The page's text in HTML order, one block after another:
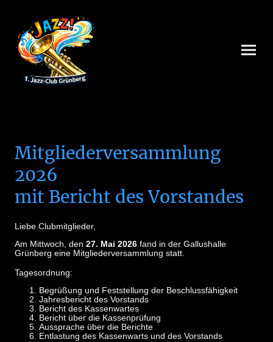
Mitgliederversammlung
2026
mit Bericht des Vorstandes
Liebe Clubmitglieder,
Am Mittwoch, den 27. Mai 2026 fand in der Gallushalle
Grünberg eine Mitgliederversammlung statt.
Tagesordnung:
Begrüßung und Feststellung der Beschlussfähigkeit
Jahresbericht des Vorstands
Bericht des Kassenwartes
Bericht über die Kassenprüfung
Aussprache über die Berichte
Entlastung des Kassenwarts und des Vorstands